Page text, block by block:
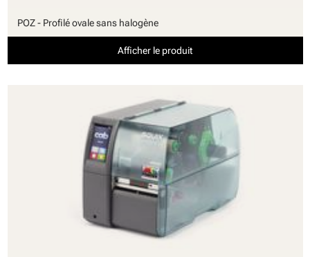
POZ - Profilé ovale sans halogène
Afficher le produit